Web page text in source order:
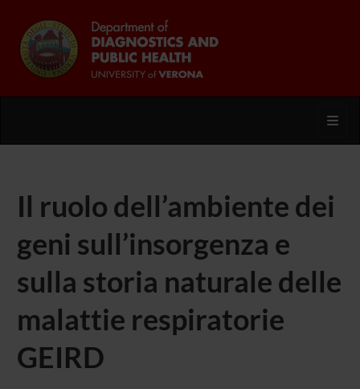
Il ruolo dell’ambiente dei
geni sull’insorgenza e
sulla storia naturale delle
malattie respiratorie
GEIRD